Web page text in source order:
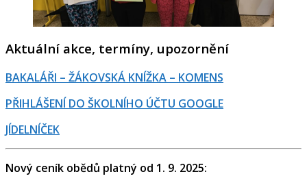
Aktuální akce, termíny, upozornění
BAKALÁŘI – ŽÁKOVSKÁ KNÍŽKA – KOMENS
PŘIHLÁŠENÍ DO ŠKOLNÍHO ÚČTU GOOGLE
JÍDELNÍČEK
Nový ceník obědů platný od 1. 9. 2025: